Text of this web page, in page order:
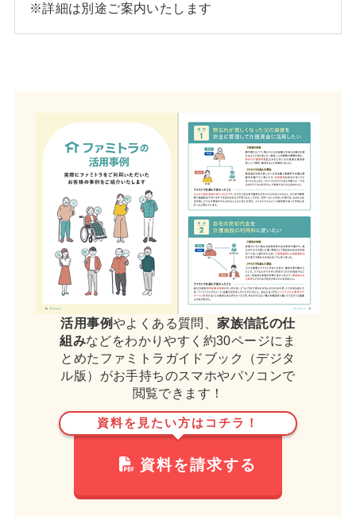
※詳細は別途ご案内いたします
活用事例やよくある質問、家族信託の仕
組みなどをわかりやすく約30ページにま
とめたファミトラガイドブック（デジタ
ル版）がお手持ちのスマホやパソコンで
閲覧できます！
資料を見たい方はコチラ！
資料を請求する